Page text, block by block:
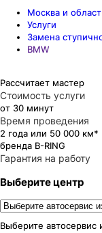
Москва и
Услуги
Замена
BMW
Рассчитает мастер
Стоимость услуги
от 30 минут
Время проведения
2 года или 50 000 км*
бренда B-RING
Гарантия на работу
Выберите центр
Выберите автосервис